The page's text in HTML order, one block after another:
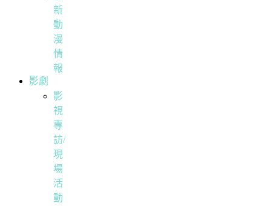
新
動
漫
情
報
影劇
影
視
專
訪/
現
場
活
動